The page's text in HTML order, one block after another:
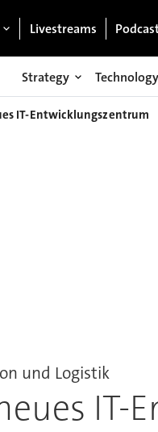
Livestreams
Strategy Technology
IT-Entwicklungszentrum
und Logistik
IT-